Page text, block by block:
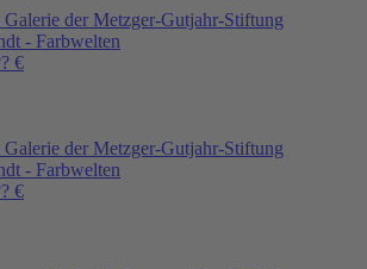
Galerie der Metzger-Gutjahr-Stiftung
- Farbwelten
€
Galerie der Metzger-Gutjahr-Stiftung
- Farbwelten
€